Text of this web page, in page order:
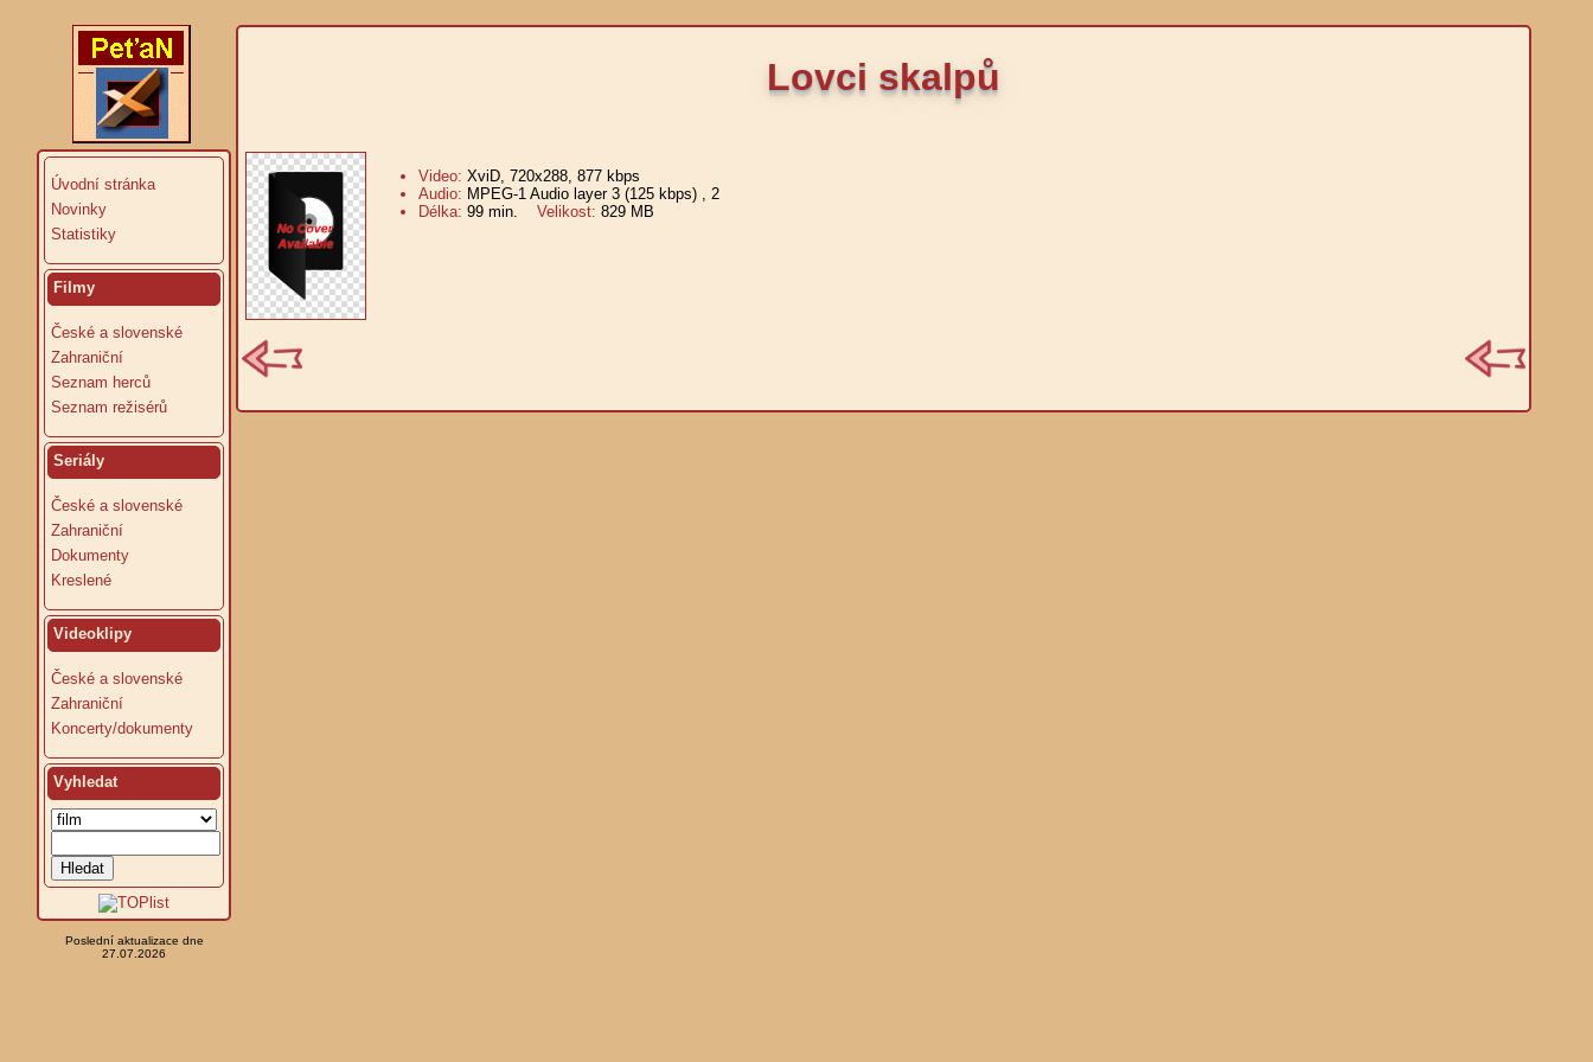
Úvodní stránka
Novinky
Statistiky
Filmy
České a slovenské
Zahraniční
Seznam herců
Seznam režisérů
Seriály
České a slovenské
Zahraniční
Dokumenty
Kreslené
Videoklipy
České a slovenské
Zahraniční
Koncerty/dokumenty
Vyhledat
Poslední aktualizace dne
27.07.2026
Lovci skalpů
Video: XviD, 720x288, 877 kbps
Audio: MPEG-1 Audio layer 3 (125 kbps) , 2
Délka: 99 min. Velikost: 829 MB